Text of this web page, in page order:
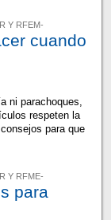
Y RFEM-
cuando
ni parachoques,
respeten la
para que
Y RFME-
para